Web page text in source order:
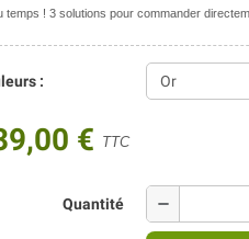
temps ! 3 solutions pour commander
:
€ TTC
Quantité remove